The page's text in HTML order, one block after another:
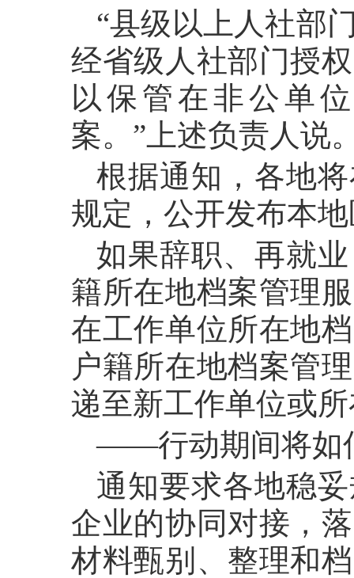
“县级以上人社部
经省级人社部门授
以保管在非公单
案。”上述负责人说
根据通知，各地
规定，公开发布本
如果辞职、再就
籍所在地档案管理
在工作单位所在地
户籍所在地档案管
递至新工作单位或
——行动期间将如
通知要求各地稳
企业的协同对接，
材料甄别、整理和